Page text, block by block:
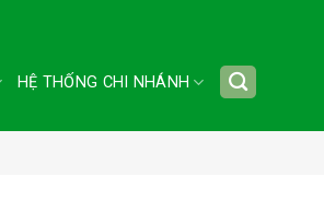
HỆ THỐNG CHI NHÁNH